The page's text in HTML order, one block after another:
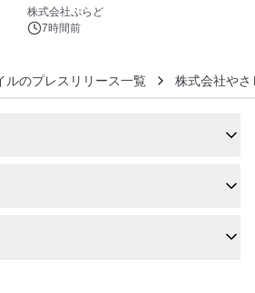
株式会社ぷらど
7時間前
ルのプレスリリース一覧 株式会社やさ